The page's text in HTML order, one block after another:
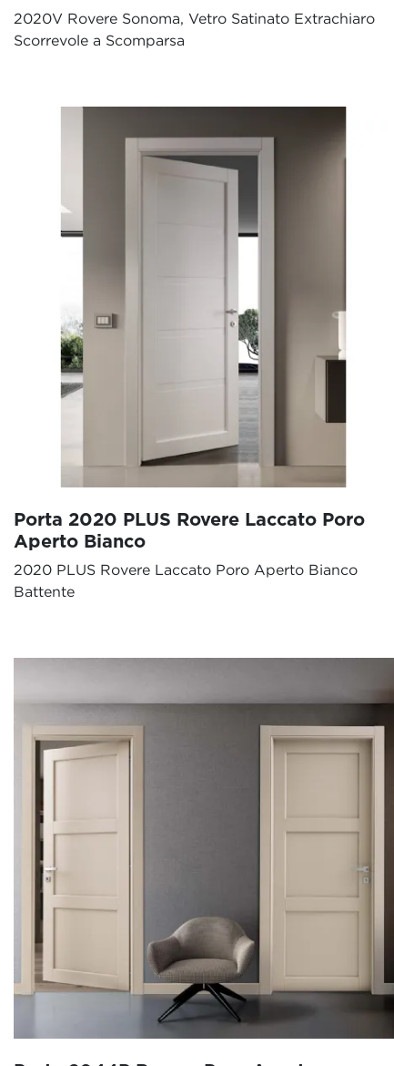
2020V Rovere Sonoma, Vetro Satinato Extrachiaro
Scorrevole a Scomparsa
Porta 2020 PLUS Rovere Laccato Poro
Aperto Bianco
2020 PLUS Rovere Laccato Poro Aperto Bianco
Battente